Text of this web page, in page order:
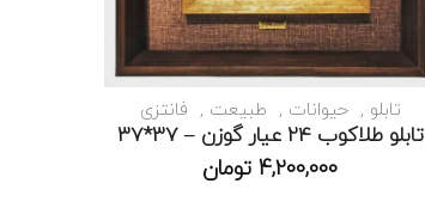
تابلو حیوانات طبیعت فانتزی
تابلو طلاکوب 24 عیار گوزن – 37*37
4,200,000 تومان